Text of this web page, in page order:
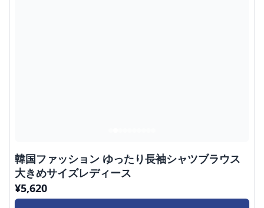
韓国ファッション ゆったり長袖シャツブラウス
大きめサイズレディース
¥5,620